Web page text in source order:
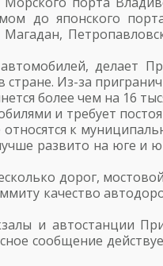
до японского
делает
Из-за
более чем на 16
и требует
к
развито на юге и
дорог,
качество
и автостанции
сообщение